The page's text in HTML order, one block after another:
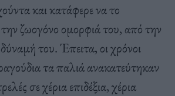
και κατάφερε να το
ζωογόνο ομορφιά του, από την
δύναμή του. Έπειτα, οι χρόνοι
τα παλιά ανακατεύτηκαν
σε χέρια επιδέξια, χέρια